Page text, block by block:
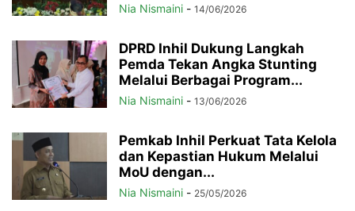
Nia Nismaini - 14/06/2026
DPRD Inhil Dukung Langkah
Pemda Tekan Angka Stunting
Melalui Berbagai Program...
Nia Nismaini - 13/06/2026
Pemkab Inhil Perkuat Tata Kelola
dan Kepastian Hukum Melalui
MoU dengan...
Nia Nismaini - 25/05/2026